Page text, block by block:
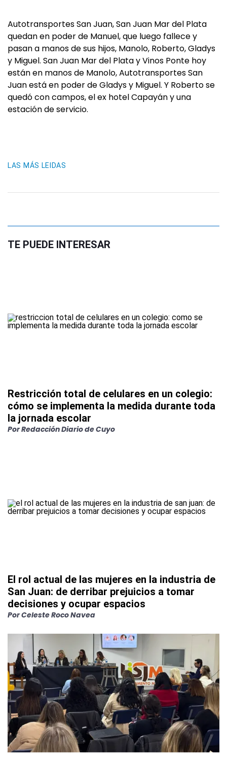
Autotransportes San Juan, San Juan Mar del Plata
quedan en poder de Manuel, que luego fallece y
pasan a manos de sus hijos, Manolo, Roberto, Gladys
y Miguel. San Juan Mar del Plata y Vinos Ponte hoy
están en manos de Manolo, Autotransportes San
Juan está en poder de Gladys y Miguel. Y Roberto se
quedó con campos, el ex hotel Capayán y una
estación de servicio.
LAS MÁS LEIDAS
TE PUEDE INTERESAR
Restricción total de celulares en un colegio:
cómo se implementa la medida durante toda
la jornada escolar
PorRedacción Diario de Cuyo
El rol actual de las mujeres en la industria de
San Juan: de derribar prejuicios a tomar
decisiones y ocupar espacios
PorCeleste Roco Navea